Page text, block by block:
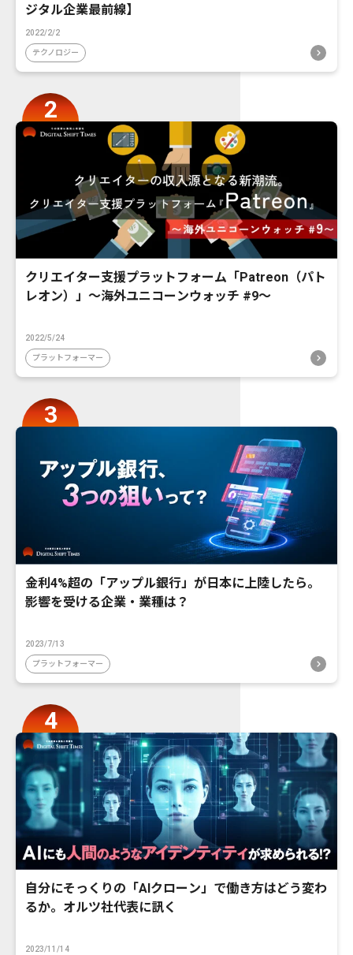
ジタル企業最前線】
2022/2/2
テクノロジー
クリエイター支援プラットフォーム「Patreon（パト
レオン）」〜海外ユニコーンウォッチ #9〜
2022/5/24
プラットフォーマー
金利4%超の「アップル銀行」が日本に上陸したら。
影響を受ける企業・業種は？
2023/7/13
プラットフォーマー
自分にそっくりの「AIクローン」で働き方はどう変わ
るか。オルツ社代表に訊く
2023/11/14